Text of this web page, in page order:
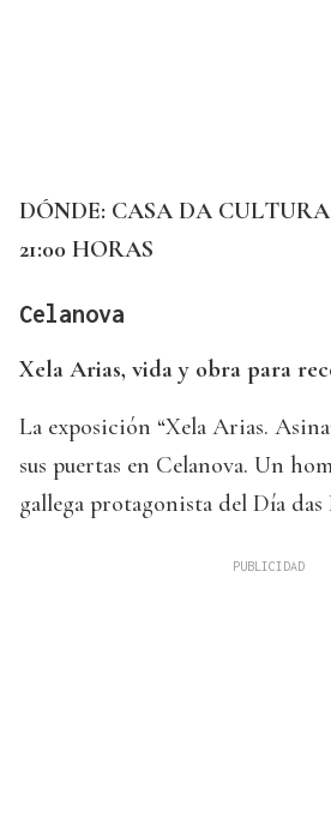
DÓNDE: CASA DA
21:00 HORAS
Celanova
Xela Arias, vida y obra para
La exposición “Xela Arias.
sus puertas en Celanova. Un
gallega protagonista del Día das